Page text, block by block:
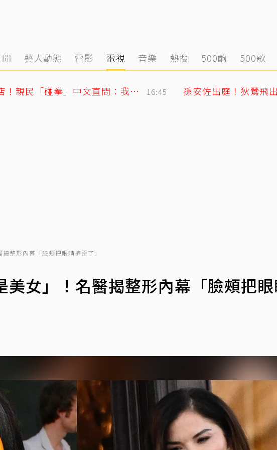
藝人動態 電影 電視 音樂 熱搜 500齣 500歌
SJ始源無預警現身台灣早餐店！親民「碰拳」中文直問：我停車可以嗎？ 16:45
整形內幕「臉頰把眼睛擠歪了」
美女」！名醫揭整形內幕「臉頰把